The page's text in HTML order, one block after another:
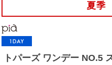
夏季
トパーズ ワンデー NO.5